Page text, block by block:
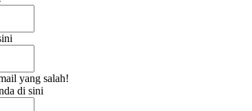
yang salah!
di sini